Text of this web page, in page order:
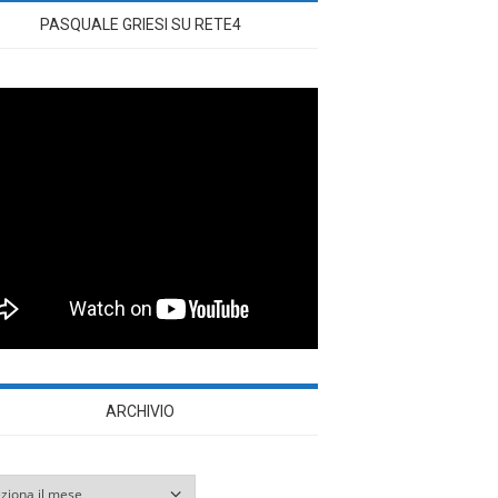
PASQUALE GRIESI SU RETE4
ARCHIVIO